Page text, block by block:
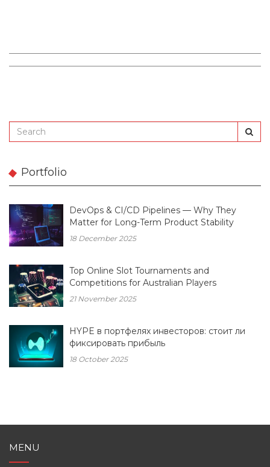
Portfolio
DevOps & CI/CD Pipelines — Why They
Matter for Long-Term Product Stability
18 December 2025
Top Online Slot Tournaments and
Competitions for Australian Players
21 November 2025
HYPE в портфелях инвесторов: стоит ли
фиксировать прибыль
18 October 2025
MENU